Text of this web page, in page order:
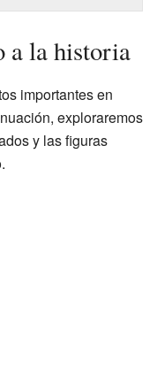
a la historia
importantes en
exploraremos
y las figuras